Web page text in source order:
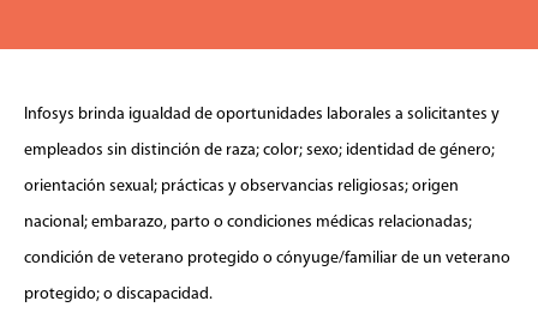
Infosys brinda igualdad de oportunidades laborales a solicitantes y
empleados sin distinción de raza; color; sexo; identidad de género;
orientación sexual; prácticas y observancias religiosas; origen
nacional; embarazo, parto o condiciones médicas relacionadas;
condición de veterano protegido o cónyuge/familiar de un veterano
protegido; o discapacidad.